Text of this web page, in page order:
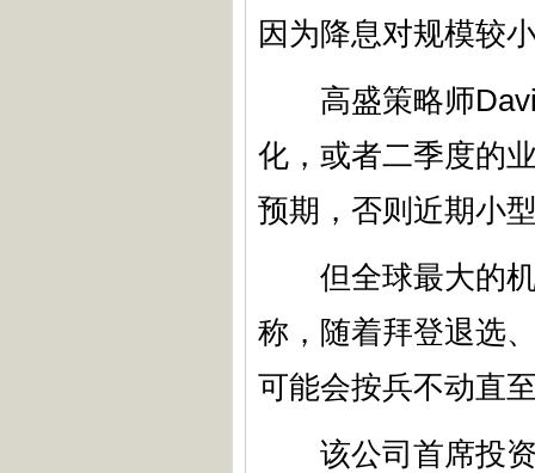
因为降息对规模较
高盛策略师David
化，或者二季度的
预期，否则近期小
但全球最大的机
称，随着拜登退选
可能会按兵不动直
该公司首席投资